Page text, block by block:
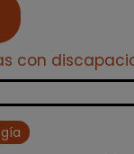
con